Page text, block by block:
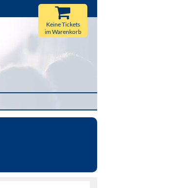
Keine Tickets
im Warenkorb